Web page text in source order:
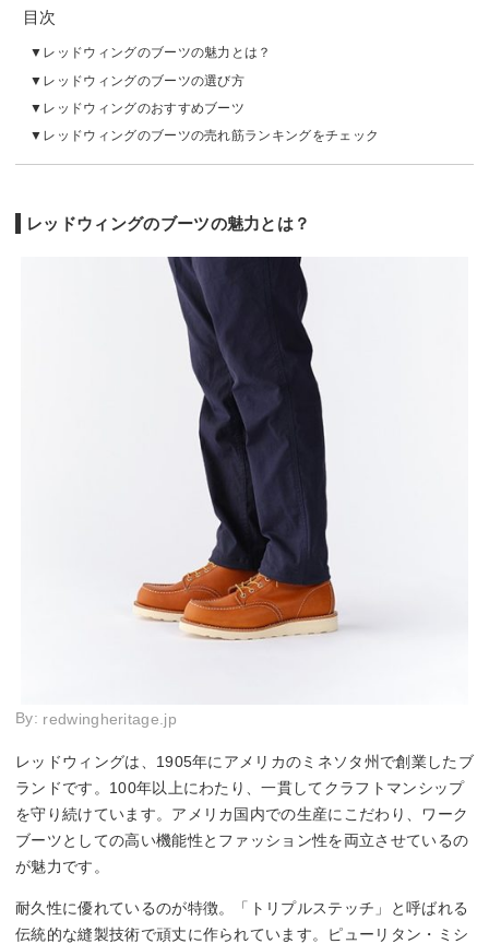
目次
レッドウィングのブーツの魅力とは？
レッドウィングのブーツの選び方
レッドウィングのおすすめブーツ
レッドウィングのブーツの売れ筋ランキングをチェック
レッドウィングのブーツの魅力とは？
By: redwingheritage.jp
レッドウィングは、1905年にアメリカのミネソタ州で創業したブ
ランドです。100年以上にわたり、一貫してクラフトマンシップ
を守り続けています。アメリカ国内での生産にこだわり、ワーク
ブーツとしての高い機能性とファッション性を両立させているの
が魅力です。
耐久性に優れているのが特徴。「トリプルステッチ」と呼ばれる
伝統的な縫製技術で頑丈に作られています。ピューリタン・ミシ